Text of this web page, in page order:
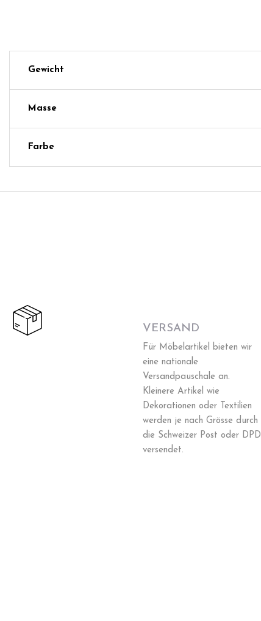
Gewicht
Masse
Farbe
VERSAND
Für Möbelartikel bieten wir
eine nationale
Versandpauschale an.
Kleinere Artikel wie
Dekorationen oder Textilien
werden je nach Grösse durch
die Schweizer Post oder DPD
versendet.